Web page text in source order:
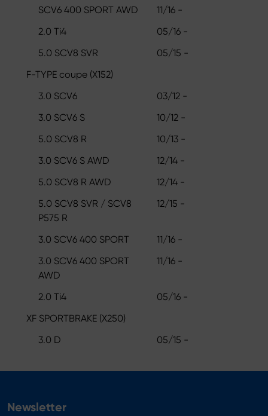
SCV6 400 SPORT AWD
11/16 -
2.0 Ti4
05/16 -
5.0 SCV8 SVR
05/15 -
F-TYPE coupe (X152)
3.0 SCV6
03/12 -
3.0 SCV6 S
10/12 -
5.0 SCV8 R
10/13 -
3.0 SCV6 S AWD
12/14 -
5.0 SCV8 R AWD
12/14 -
5.0 SCV8 SVR / SCV8
P575 R
12/15 -
3.0 SCV6 400 SPORT
11/16 -
3.0 SCV6 400 SPORT
AWD
11/16 -
2.0 Ti4
05/16 -
XF SPORTBRAKE (X250)
3.0 D
05/15 -
Newsletter